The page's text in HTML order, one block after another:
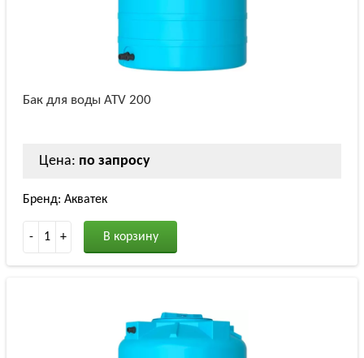
Бак для воды ATV 200
Цена: по запросу
Бренд: Акватек
- 1 + В корзину